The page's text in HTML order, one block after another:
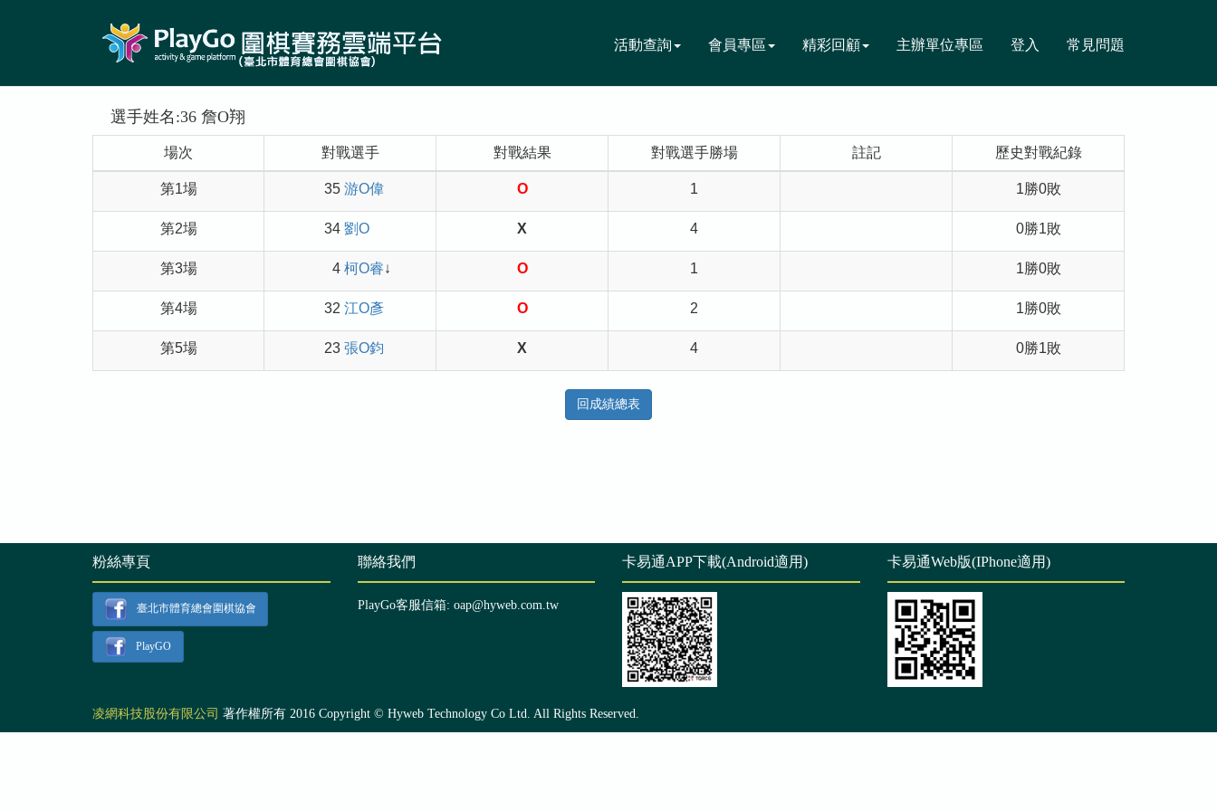
活動查詢 會員專區 精彩回顧 主辦單位專區 登入 常見問題
選手姓名:36 詹O翔
場次 對戰選手 對戰結果 對戰選手勝場 註記 歷史對戰紀錄
第1場 35 游O偉 O 1 1勝0敗
第2場 34 劉O X 4 0勝1敗
第3場 4 柯O睿↓ O 1 1勝0敗
第4場 32 江O彥 O 2 1勝0敗
第5場 23 張O鈞 X 4 0勝1敗
回成績總表
粉絲專頁
臺北市體育總會圍棋協會
PlayGO
聯絡我們
PlayGo客服信箱: oap@hyweb.com.tw
卡易通APP下載(Android適用) 卡易通Web版(IPhone適用)
凌網科技股份有限公司 著作權所有 2016 Copyright © Hyweb Technology Co Ltd. All Rights Reserved.